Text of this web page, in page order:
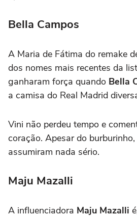
Bella Campos
A Maria de Fátima do remake
dos nomes mais recentes da
ganharam força quando Bella
a camisa do Real Madrid
Vini não perdeu tempo e
coração. Apesar do
assumiram nada sério.
Maju Mazalli
A influenciadora Maju Mazalli